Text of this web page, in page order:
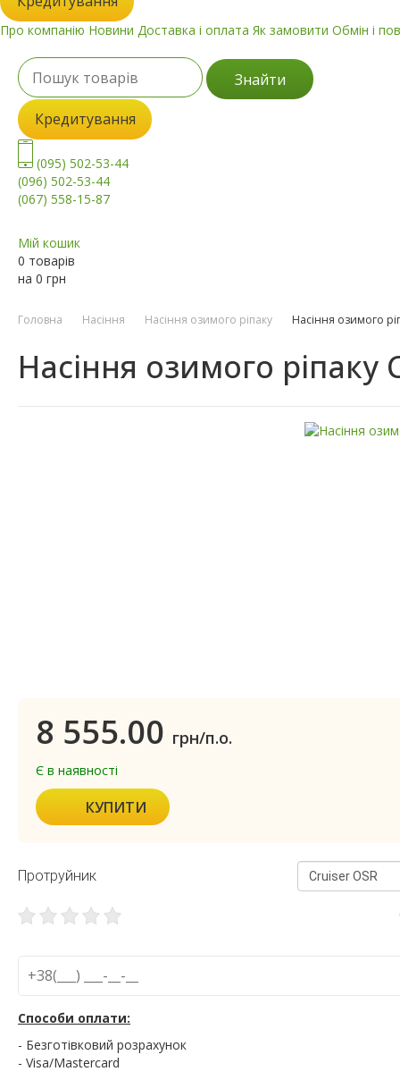
Про компанію Новини Доставка і оплата Як замовити Обмін і
Знайти
Кредитування
(095) 502-53-44
(096) 502-53-44
(067) 558-15-87
Мій кошик
0 товарів
на 0 грн
Головна Насіння Насіння озимого ріпаку Насіння озимого
Насіння озимого
8 555.00 грн/п.о.
Є в наявності
КУПИТИ
Протруйник Cruiser OSR
Способи оплати:
- Безготівковий розрахунок
- Visa/Mastercard